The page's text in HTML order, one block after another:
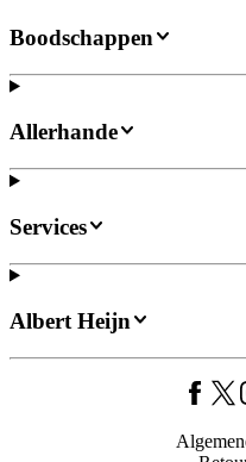
Boodschappen
Allerhande
Services
Albert Heijn